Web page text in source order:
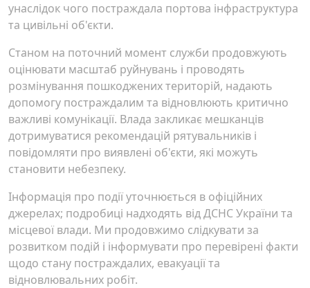
унаслідок чого постраждала портова інфраструктура
та цивільні об'єкти.
Станом на поточний момент служби продовжують
оцінювати масштаб руйнувань і проводять
розмінування пошкоджених територій, надають
допомогу постраждалим та відновлюють критично
важливі комунікації. Влада закликає мешканців
дотримуватися рекомендацій рятувальників і
повідомляти про виявлені об'єкти, які можуть
становити небезпеку.
Інформація про події уточнюється в офіційних
джерелах; подробиці надходять від ДСНС України та
місцевої влади. Ми продовжимо слідкувати за
розвитком подій і інформувати про перевірені факти
щодо стану постраждалих, евакуації та
відновлювальних робіт.